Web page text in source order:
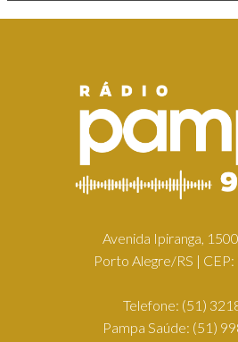
Avenida Ipiranga,
Porto Alegre/RS |
Telefone: (51)
Pampa Saúde: (51)